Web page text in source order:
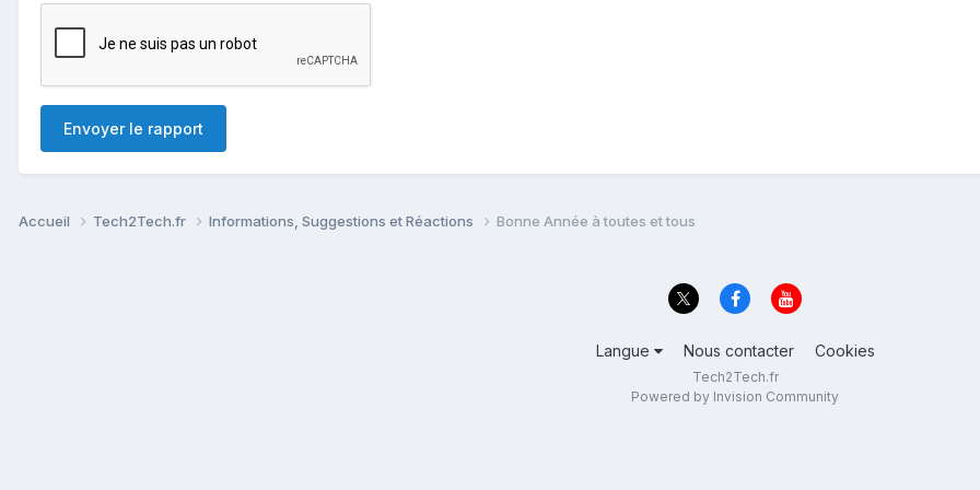
Envoyer le rapport
Accueil Tech2Tech.fr Informations, Suggestions et Réactions Bonne Année à toutes et tous
Langue Nous contacter Cookies
Tech2Tech.fr
Powered by Invision Community